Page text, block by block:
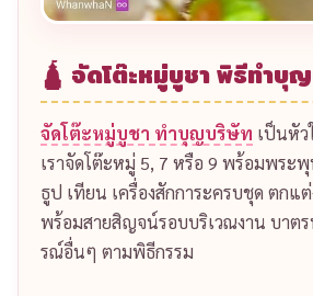
🛕 จัดโต๊ะหมู่บูชา พิธีทำบุ
จัดโต๊ะหมู่บูชา ทำบุญบริษัท เป็นหั
เราจัดโต๊ะหมู่ 5, 7 หรือ 9 พร้อมพระ
ธูป เทียน เครื่องสักการะครบชุด ตกแ
พร้อมสายสิญจน์รอบบริเวณงาน บาต
รณ์อื่นๆ ตามพิธีกรรม